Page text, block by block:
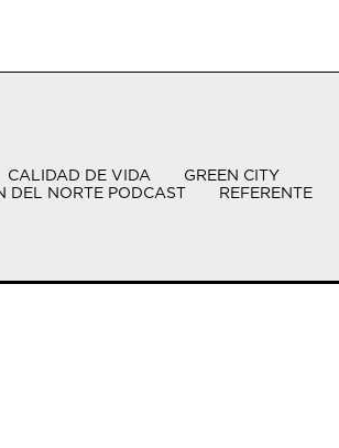
CALIDAD DE VIDA
GREEN CITY
DEL NORTE PODCAST REFERENTE